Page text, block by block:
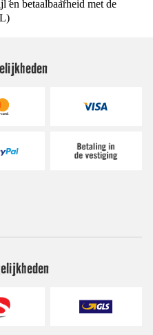
betaalbaarheid met de